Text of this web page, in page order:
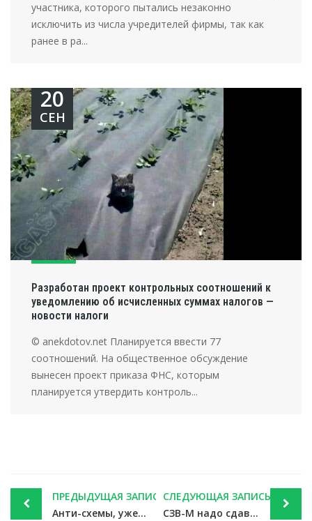
участника, которого пытались незаконно
исключить из числа учредителей фирмы, так как
ранее в ра...
Разработан проект контрольных соотношений к
уведомлению об исчисленных суммах налогов —
новости налоги
20
СЕН
© anekdotov.net Планируется ввести 77
соотношений. На общественное обсуждение
вынесен проект приказа ФНС, которым
планируется утвердить контроль...
Post
navigation
ПРЕДЫДУЩАЯ ЗАПИСЬ
Анти-схемы, ужесточения для спецрежимов, больше отчетности по ТКС – проект в ГД — новости налоги
СЛЕДУЮЩАЯ ЗАПИСЬ
СЗВ-М надо сдавать даже на единственного сотрудника – директора без зарплаты — новости налоги